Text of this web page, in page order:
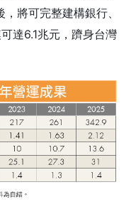
將可完整建構銀行、
達6.1兆元，躋身台灣